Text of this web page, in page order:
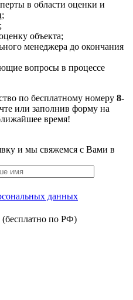
в области оценки и
объекта;
менеджера до окончания
вопросы в процессе
по бесплатному номеру 8-
или заполнив форму на
время!
и мы свяжемся с Вами в
данных
(бесплатно по РФ)